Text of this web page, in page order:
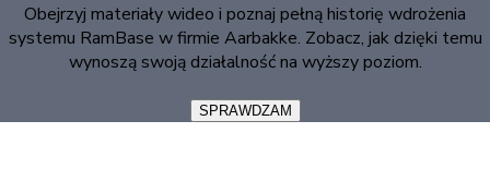
Obejrzyj materiały wideo i poznaj pełną historię wdrożenia
systemu RamBase w firmie Aarbakke. Zobacz, jak dzięki temu
wynoszą swoją działalność na wyższy poziom.
SPRAWDZAM